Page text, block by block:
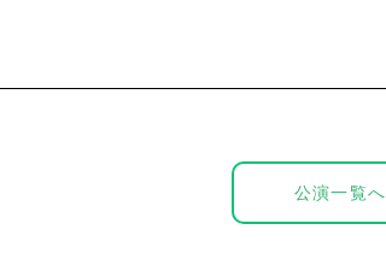
公演一覧へ